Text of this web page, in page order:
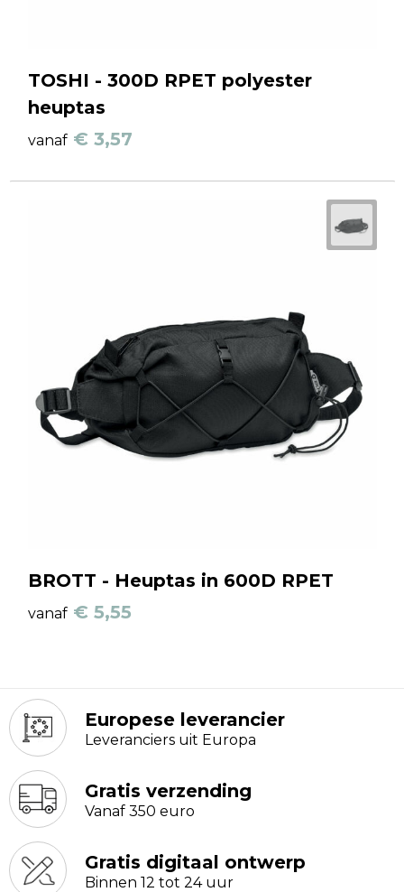
TOSHI - 300D RPET polyester
heuptas
vanaf € 3,57
BROTT - Heuptas in 600D RPET
vanaf € 5,55
Europese leverancier
Leveranciers uit Europa
Gratis verzending
Vanaf 350 euro
Gratis digitaal ontwerp
Binnen 12 tot 24 uur